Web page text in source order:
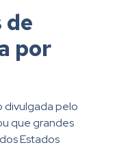
de
por
divulgada pelo
que grandes
Estados